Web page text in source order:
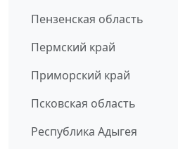
Пензенская область
Пермский край
Приморский край
Псковская область
Республика Адыгея